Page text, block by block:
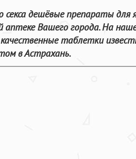
секса дешёвые препараты для
аптеке Вашего города. На
таблетки
в Астрахань.